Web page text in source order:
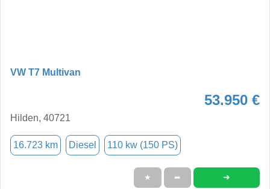
VW T7 Multivan
53.950 €
Hilden, 40721
16.723 km Diesel 110 kw (150 PS)
★ ➦ ➜